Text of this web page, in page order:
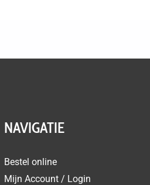
NAVIGATIE
Bestel online
Mijn Account / Login